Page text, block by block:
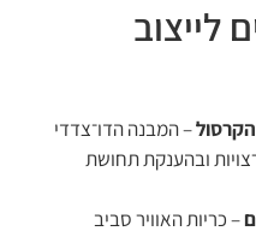
לייצוב
– המבנה הדו־צדדי
ובהענקת תחושת
– כריות האוויר סביב